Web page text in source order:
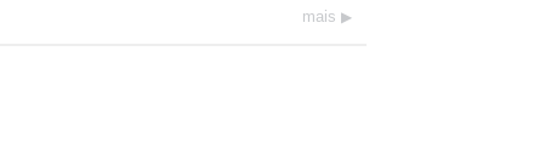
mais